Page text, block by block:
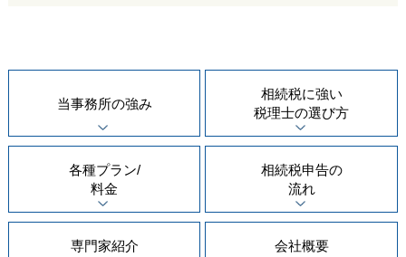
当事務所の強み
相続税に強い
税理士の選び方
各種プラン/
料金
相続税申告の
流れ
専門家紹介 会社概要